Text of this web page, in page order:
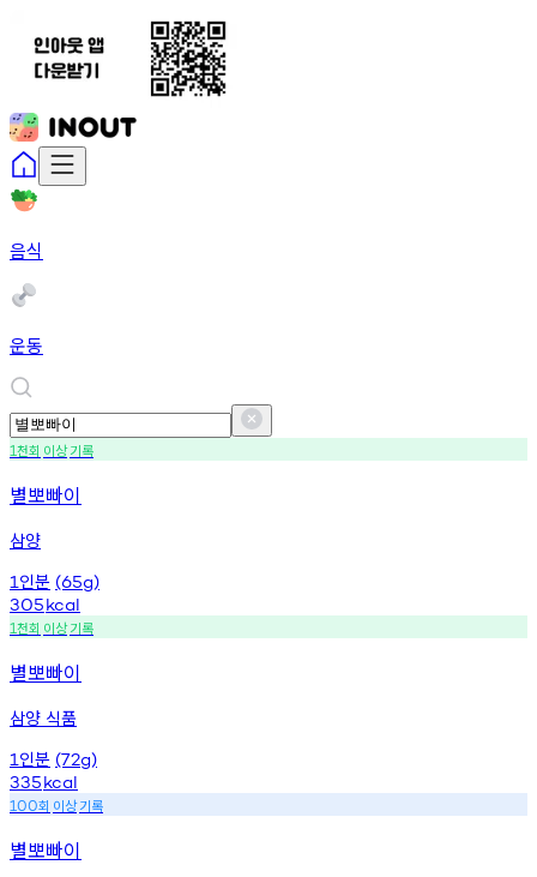
음식
운동
1천회 이상기록
별뽀빠이
삼양
1 인분 (65g)
305kcal
1천회 이상기록
별뽀빠이
삼양 식품
1 인분 (72g)
335kcal
100회 이상기록
별뽀빠이